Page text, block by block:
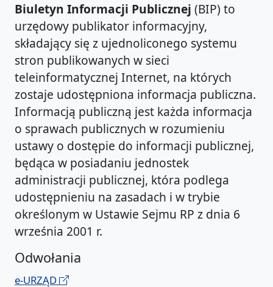
Biuletyn Informacji Publicznej (BIP) to
urzędowy publikator informacyjny,
składający się z ujednoliconego systemu
stron publikowanych w sieci
teleinformatycznej Internet, na których
zostaje udostępniona informacja publiczna.
Informacją publiczną jest każda informacja
o sprawach publicznych w rozumieniu
ustawy o dostępie do informacji publicznej,
będąca w posiadaniu jednostek
administracji publicznej, która podlega
udostępnieniu na zasadach i w trybie
określonym w Ustawie Sejmu RP z dnia 6
września 2001 r.
Odwołania
e-URZĄD